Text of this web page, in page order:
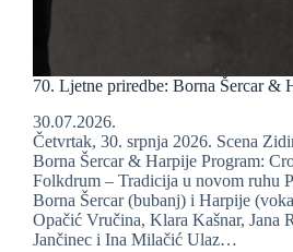
70. Ljetne priredbe: Borna Šercar &
30.07.2026.
Četvrtak, 30. srpnja 2026. Scena
Borna Šercar & Harpije Program:
Folkdrum – Tradicija u novom ruhu
Borna Šercar (bubanj) i Harpije
Opačić Vručina, Klara Kašnar, Jana
Jančinec i Ina Milačić Ulaz…